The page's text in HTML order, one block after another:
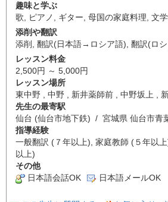
趣味と学ぶ
歌, ピアノ , ギター, 母国の家庭料理, 文学
添削や翻訳
添削 , 翻訳(日本語→ロシア語), 翻訳(ロ
レッスン料金
2,500円 ～ 5,000円
レッスン場所
東中野 , 中野 , 新井薬師前 , 中野坂上 ,
先生の最寄駅
仙台 (仙台市地下鉄) / 宮城県 仙台市青
指導経験
一般翻訳 (７年以上), 家庭教師 (５年以
以上)
その他
日本語会話OK
日本語メールOK